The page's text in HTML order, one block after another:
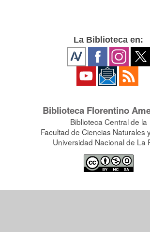
La Biblioteca en:
Biblioteca Florentino
Biblioteca Central de la
Facultad de Ciencias Naturales
Universidad Nacional de La